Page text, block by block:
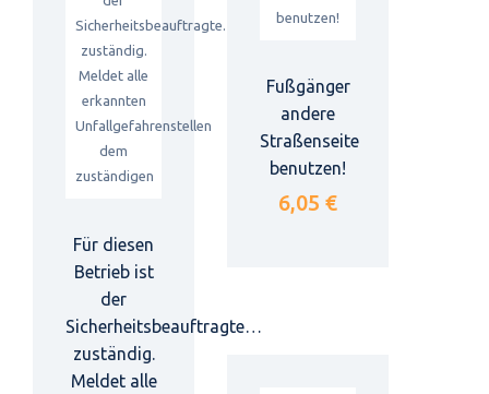
Für diesen
Betrieb ist
der
Sicherheitsbeauftragte…
zuständig.
Meldet alle
Fußgänger
andere
Straßenseite
benutzen!
6,05 €